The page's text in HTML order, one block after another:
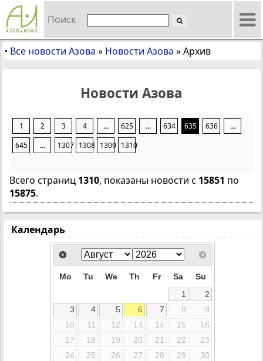
Поиск
• Все новости Азова » Новости Азова »Архив
Новости Азова
1 2 3 4 ... 625 ... 634 635 636
...
645
... 1307 1308 1309 1310
Всего страниц 1310, показаны новости с 15851 по
15875.
Календарь
Mo Tu We Th Fr Sa
Su
1
2
3
4 5 6 7 8
9
10
11 12 13 14 15
16
17
18 19 20 21 22
23
24
25 26 27 28 29
30